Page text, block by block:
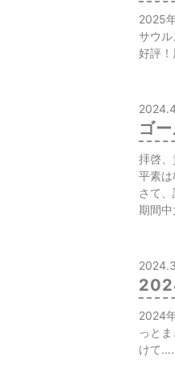
2025
サウ
好評
ゴ
拝啓、
平素は
さて
期間
2024
っと
けて